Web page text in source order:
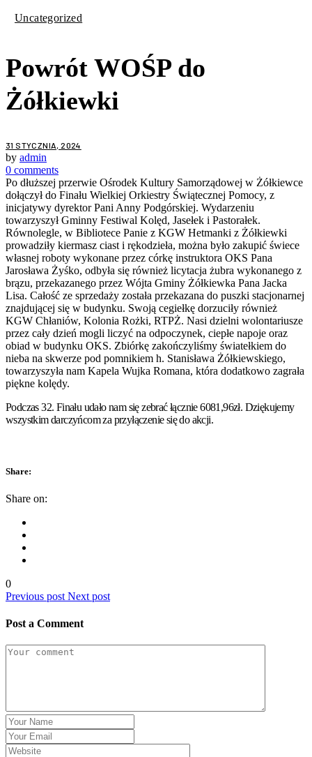
Uncategorized
Powrót WOŚP do
Żółkiewki
31 STYCZNIA, 2024
by admin
0 comments
Po dłuższej przerwie Ośrodek Kultury Samorządowej w Żółkiewce
dołączył do Finału Wielkiej Orkiestry Świątecznej Pomocy, z
inicjatywy dyrektor Pani Anny Podgórskiej. Wydarzeniu
towarzyszył Gminny Festiwal Kolęd, Jasełek i Pastorałek.
Równolegle, w Bibliotece Panie z KGW Hetmanki z Żółkiewki
prowadziły kiermasz ciast i rękodzieła, można było zakupić świece
własnej roboty wykonane przez córkę instruktora OKS Pana
Jarosława Żyśko, odbyła się również licytacja żubra wykonanego z
brązu, przekazanego przez Wójta Gminy Żółkiewka Pana Jacka
Lisa. Całość ze sprzedaży została przekazana do puszki stacjonarnej
znajdującej się w budynku. Swoją cegiełkę dorzuciły również
KGW Chłaniów, Kolonia Rożki, RTPŻ. Nasi dzielni wolontariusze
przez cały dzień mogli liczyć na odpoczynek, ciepłe napoje oraz
obiad w budynku OKS. Zbiórkę zakończyliśmy światełkiem do
nieba na skwerze pod pomnikiem h. Stanisława Żółkiewskiego,
towarzyszyła nam Kapela Wujka Romana, która dodatkowo zagrała
piękne kolędy.
Podczas 32. Finału udało nam się zebrać łącznie 6081,96zł. Dziękujemy
wszystkim darczyńcom za przyłączenie się do akcji.
Share:
Share on:
0
Previous post Next post
Post a Comment